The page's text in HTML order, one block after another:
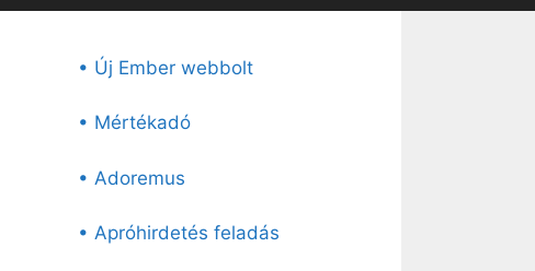
• Új Ember webbolt
• Mértékadó
• Adoremus
• Apróhirdetés feladás